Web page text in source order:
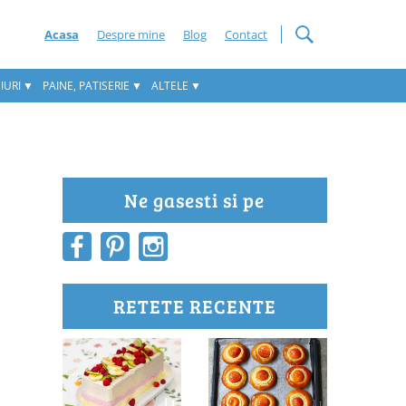
Acasa Despre mine Blog Contact
PAINE, PATISERIE ALTELE
Ne gasesti si pe
RETETE RECENTE